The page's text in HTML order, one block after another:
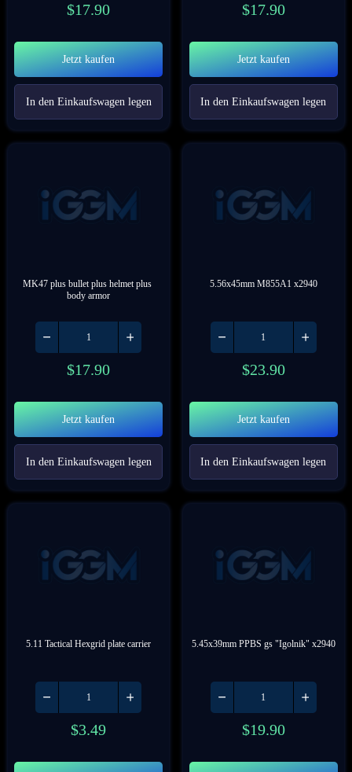
$17.90
Jetzt kaufen
In den Einkaufswagen legen
$17.90
Jetzt kaufen
In den Einkaufswagen legen
MK47 plus bullet plus helmet plus
body armor
$17.90
Jetzt kaufen
In den Einkaufswagen legen
5.56x45mm M855A1 x2940
$23.90
Jetzt kaufen
In den Einkaufswagen legen
5.11 Tactical Hexgrid plate carrier
$3.49
5.45x39mm PPBS gs "Igolnik" x2940
$19.90